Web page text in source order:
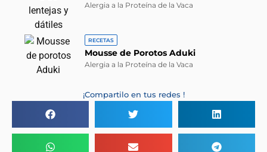
Alergia a la Proteína de la Vaca
RECETAS
Mousse de Porotos Aduki
Alergia a la Proteína de la Vaca
¡Compartilo en tus redes !